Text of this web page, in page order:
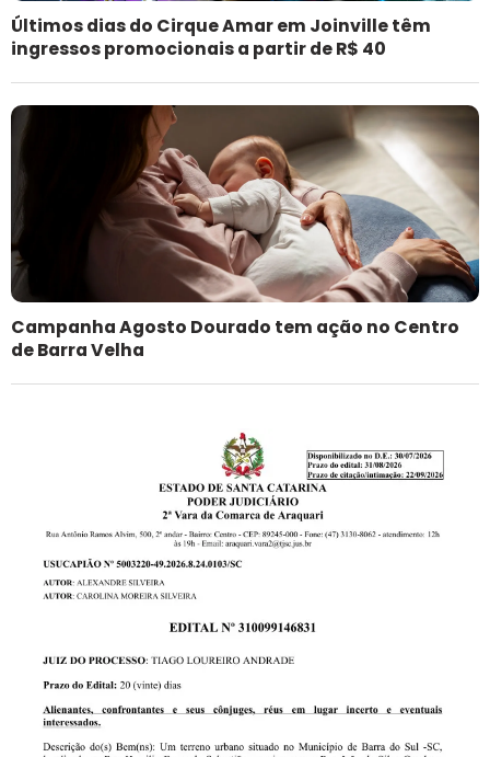
Últimos dias do Cirque Amar em Joinville têm
ingressos promocionais a partir de R$ 40
Campanha Agosto Dourado tem ação no Centro
de Barra Velha